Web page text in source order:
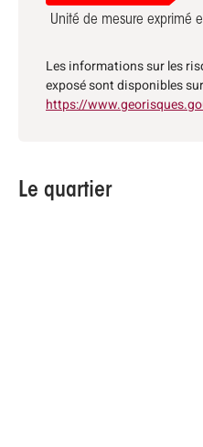
Unité de mesure exprimé
Les informations sur les
exposé sont disponibles
https://
Le quartier